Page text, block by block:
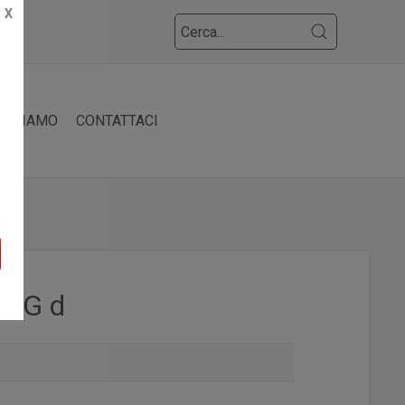
X
SIAMO CONTATTACI
G d